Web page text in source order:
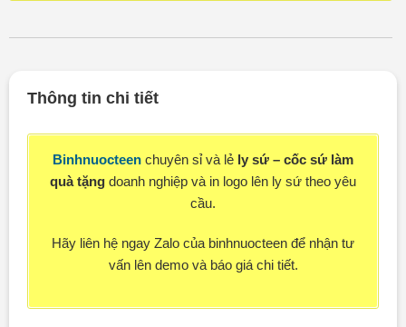
Thông tin chi tiết
Binhnuocteen chuyên sỉ và lẻ ly sứ – cốc sứ làm
quà tặng doanh nghiệp và in logo lên ly sứ theo yêu
cầu.
Hãy liên hệ ngay Zalo của binhnuocteen để nhận tư
vấn lên demo và báo giá chi tiết.